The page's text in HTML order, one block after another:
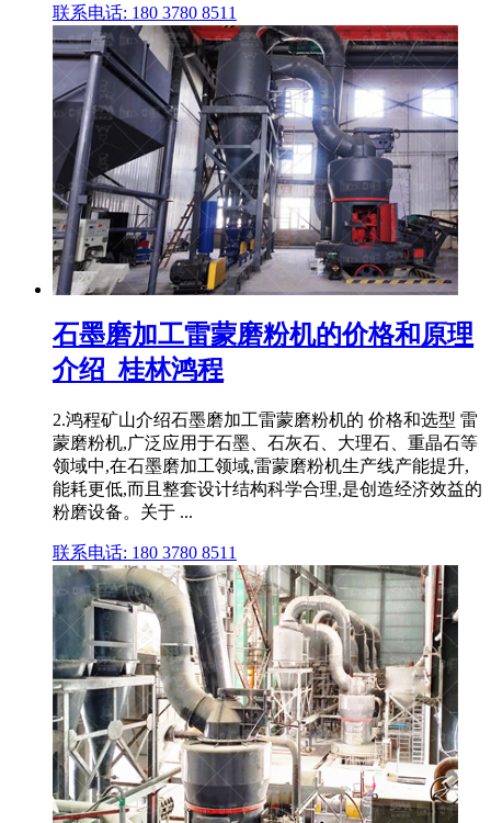
联系电话: 180 3780 8511
石墨磨加工雷蒙磨粉机的价格和原理
介绍_桂林鸿程
2.鸿程矿山介绍石墨磨加工雷蒙磨粉机的 价格和选型 雷
蒙磨粉机,广泛应用于石墨、石灰石、大理石、重晶石等
领域中,在石墨磨加工领域,雷蒙磨粉机生产线产能提升,
能耗更低,而且整套设计结构科学合理,是创造经济效益的
粉磨设备。关于 ...
联系电话: 180 3780 8511